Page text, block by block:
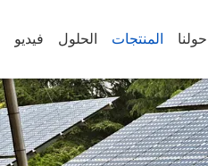
حولنا المنتجات الحلول فيديو